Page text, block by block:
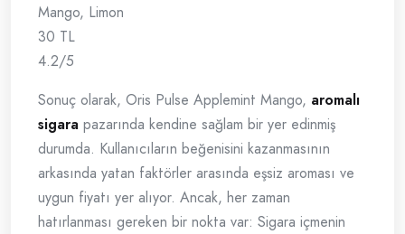
Mango, Limon
30 TL
4.2/5
Sonuç olarak, Oris Pulse Applemint Mango, aromalı
sigara pazarında kendine sağlam bir yer edinmiş
durumda. Kullanıcıların beğenisini kazanmasının
arkasında yatan faktörler arasında eşsiz aroması ve
uygun fiyatı yer alıyor. Ancak, her zaman
hatırlanması gereken bir nokta var: Sigara içmenin